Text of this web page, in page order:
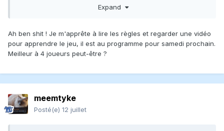
est intéressante, mais c'est assez random au final et
désavantager son adversaire. Un gros bof.
Expand
Ah ben shit ! Je m'apprête à lire les règles et regarder une vidéo
pour apprendre le jeu, il est au programme pour samedi prochain.
Meilleur à 4 joueurs peut-être ?
meemtyke
Posté(e) 12 juillet